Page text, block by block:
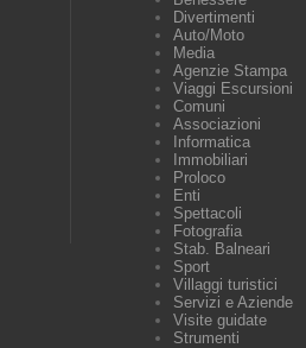
Divertimenti
Auto/Moto
Media
Agenzie Stampa
Viaggi Escursioni
Comuni
Associazioni
Informatica
Immobiliari
Proloco
Enti
Spettacoli
Fotografia
Stab. Balneari
Sport
Villaggi turistici
Servizi e Aziende
Visite guidate
Strumenti